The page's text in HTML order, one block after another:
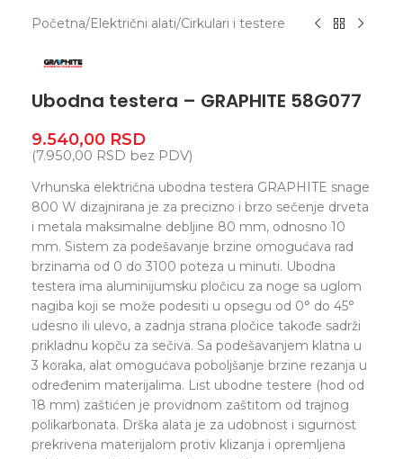
Početna/Električni alati/Cirkulari i testere
Ubodna testera – GRAPHITE 58G077
9.540,00 RSD
(7.950,00 RSD bez PDV)
Vrhunska električna ubodna testera GRAPHITE snage
800 W dizajnirana je za precizno i brzo sečenje drveta
i metala maksimalne debljine 80 mm, odnosno 10
mm. Sistem za podešavanje brzine omogućava rad
brzinama od 0 do 3100 poteza u minuti. Ubodna
testera ima aluminijumsku pločicu za noge sa uglom
nagiba koji se može podesiti u opsegu od 0° do 45°
udesno ili ulevo, a zadnja strana pločice takođe sadrži
prikladnu kopču za sečiva. Sa podešavanjem klatna u
3 koraka, alat omogućava poboljšanje brzine rezanja u
određenim materijalima. List ubodne testere (hod od
18 mm) zaštićen je providnom zaštitom od trajnog
polikarbonata. Drška alata je za udobnost i sigurnost
prekrivena materijalom protiv klizanja i opremljena